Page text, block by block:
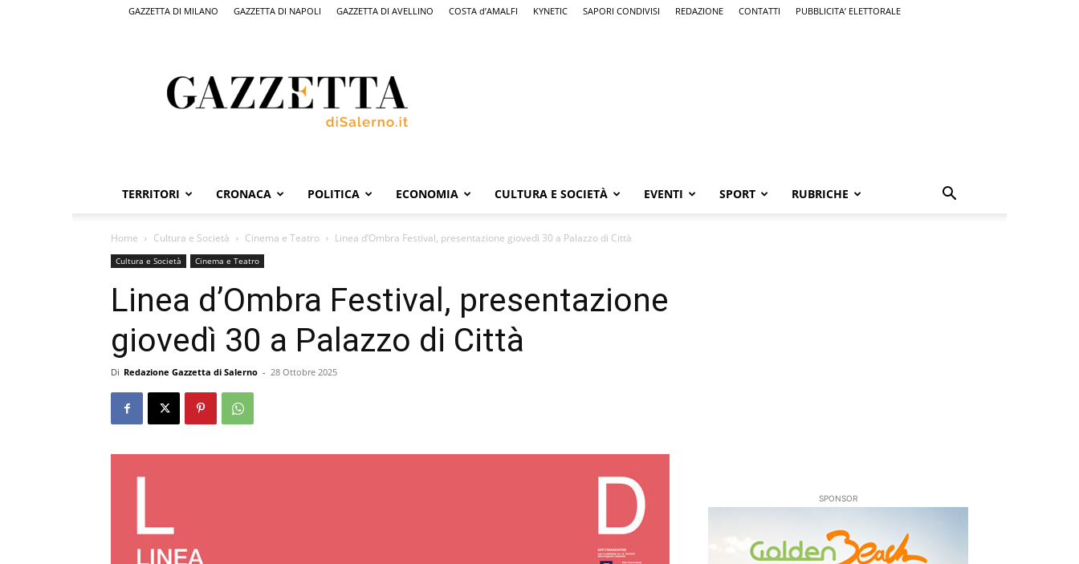
GAZZETTA DI MILANO GAZZETTA DI NAPOLI GAZZETTA DI AVELLINO COSTA d’AMALFI KYNETIC SAPORI CONDIVISI REDAZIONE CONTATTI PUBBLICITA’ ELETTORALE
Salerno,
il
quotidiano
Salerno
TERRITORI CRONACA POLITICA ECONOMIA CULTURA E SOCIETÀ EVENTI SPORT RUBRICHE
Home Cultura e Società Cinema e Teatro Linea d’Ombra Festival, presentazione giovedì 30 a Palazzo di Città
Cultura e Società Cinema e Teatro
Linea d’Ombra Festival, presentazione
giovedì 30 a Palazzo di Città
Di Redazione Gazzetta di Salerno - 28 Ottobre 2025
SPONSOR